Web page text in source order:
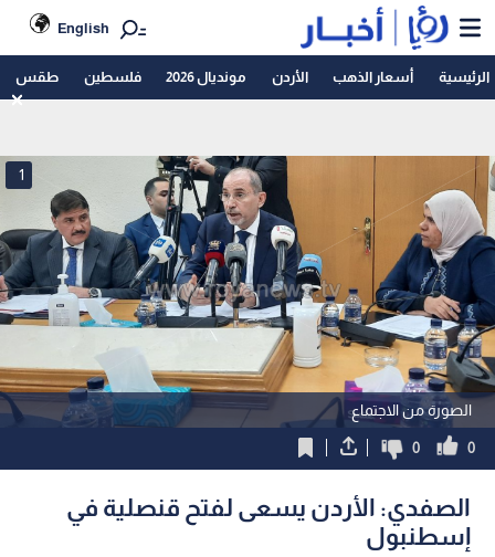
English
الرئيسية أسعار الذهب الأردن مونديال 2026 فلسطين طقس
الصورة من الاجتماع
1
0
0
الصفدي: الأردن يسعى لفتح قنصلية في
إسطنبول